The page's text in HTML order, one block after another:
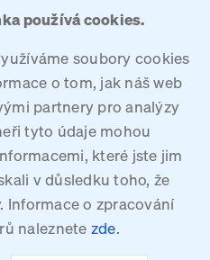
používá cookies.
soubory cookies
o tom, jak náš web
partnery pro analýzy
tyto údaje mohou
které jste jim
v důsledku toho, že
Informace o zpracování
naleznete zde.